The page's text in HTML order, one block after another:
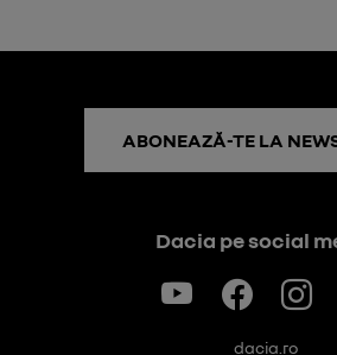
ABONEAZĂ-TE LA
Dacia pe social
dacia.ro